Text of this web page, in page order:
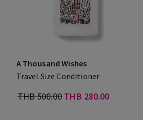
A Thousand Wishes
Travel Size Conditioner
THB 500.00THB 280.00